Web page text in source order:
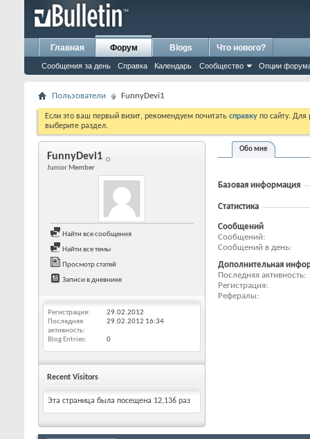
Главная Форум
Сообщения за день Справка Календарь Сообщество Опции
Blogs Что нового?
Пользователи FunnyDevi1
Если это ваш первый визит, рекомендуем почитать справку по сайту.
выберите раздел.
FunnyDevi1
Junior Member
Найти все сообщения
Найти все темы
Просмотр статей
Записи в дневнике
Регистрация
29.02.2012
Последняя
активность
29.02.2012 16:34
Blog Entries 0
Recent Visitors
Эта страница была посещена 12,136 раз
Обо мне
Базовая информация
Статистика
Сообщений
Сообщений
Сообщений в день
Дополнительная
Последняя активность
Регистрация
Рефералы